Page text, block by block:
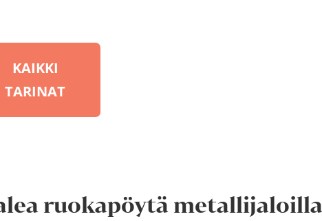
KAIKKI
TARINAT
ruokapöytä metallijaloilla